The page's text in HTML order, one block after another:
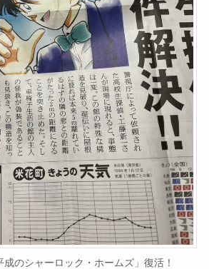
のシャーロック・ホームズ」復活！